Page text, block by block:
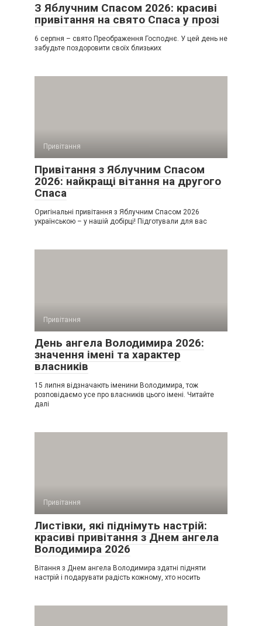
З Яблучним Спасом 2026: красиві
привітання на свято Спаса у прозі
6 серпня – свято Преображення Господнє. У цей день не
забудьте поздоровити своїх близьких
Привітання
Привітання з Яблучним Спасом
2026: найкращі вітання на другого
Спаса
Оригінальні привітання з Яблучним Спасом 2026
українською – у нашій добірці! Підготували для вас
Привітання
День ангела Володимира 2026:
значення імені та характер
власників
15 липня відзначають іменини Володимира, тож
розповідаємо усе про власників цього імені. Читайте
далі
Привітання
Листівки, які піднімуть настрій:
красиві привітання з Днем ангела
Володимира 2026
Вітання з Днем ангела Володимира здатні підняти
настрій і подарувати радість кожному, хто носить